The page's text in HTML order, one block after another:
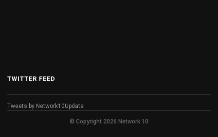
TWITTER FEED
Tweets by Network10Update
© Copyright 2026 Network 10